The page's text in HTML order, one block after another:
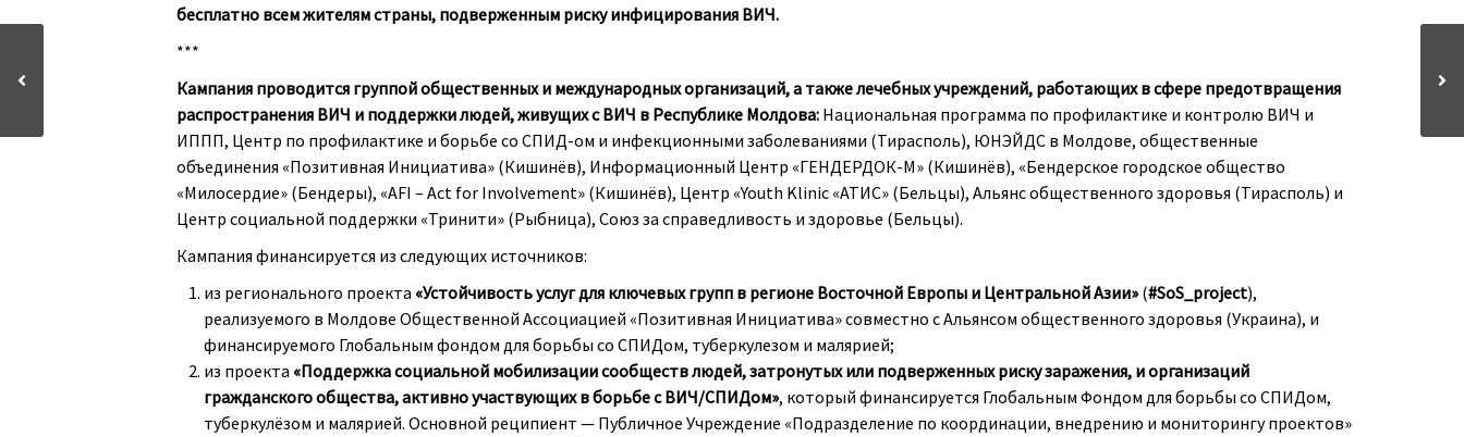
бесплатно всем жителям страны, подверженным риску инфицирования ВИЧ.
***
Кампания проводится группой общественных и международных организаций, а также лечебных учреждений, работающих в сфере предотвращения
распространения ВИЧ и поддержки людей, живущих с ВИЧ в Республике Молдова: Национальная программа по профилактике и контролю ВИЧ и
ИППП, Центр по профилактике и борьбе со СПИД-ом и инфекционными заболеваниями (Тирасполь), ЮНЭЙДС в Молдове, общественные
объединения «Позитивная Инициатива» (Кишинёв), Информационный Центр «ГЕНДЕРДОК-М» (Кишинёв), «Бендерское городское общество
«Милосердие» (Бендеры), «AFI – Act for Involvement» (Кишинёв), Центр «Youth Klinic «ATИС» (Бельцы), Альянс общественного здоровья (Тирасполь) и
Центр социальной поддержки «Тринити» (Рыбница), Союз за справедливость и здоровье (Бельцы).
Кампания финансируется из следующих источников:
из регионального проекта «Устойчивость услуг для ключевых групп в регионе Восточной Европы и Центральной Азии»(#SoS_project),
реализуемого в Молдове Общественной Ассоциацией «Позитивная Инициатива» совместно с Альянсом общественного здоровья (Украина), и
финансируемого Глобальным фондом для борьбы со СПИДом, туберкулезом и малярией;
из проекта «Поддержка социальной мобилизации сообществ людей, затронутых или подверженных риску заражения, и организаций
гражданского общества, активно участвующих в борьбе с ВИЧ/СПИДом», который финансируется Глобальным Фондом для борьбы со СПИДом,
туберкулёзом и малярией. Основной реципиент — Публичное Учреждение «Подразделение по координации, внедрению и мониторингу проектов»